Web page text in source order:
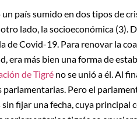
país sumido en dos tipos de
lado, la socioeconómica (3).
de Covid-19. Para renovar la
era más bien una forma de
de Tigré no se unió a él. Al
parlamentarias. Pero el
fijar una fecha, cuya principal